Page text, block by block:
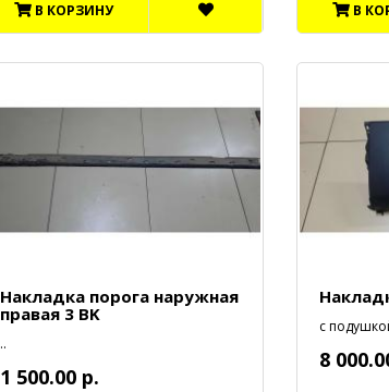
В КОРЗИНУ В
Накладка порога наружная
правая 3 BK
..
1 500.00 р.
с
8